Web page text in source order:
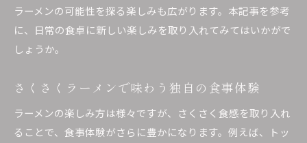
ラーメンの可能性を探る楽しみも広がります。本記事を参考
に、日常の食卓に新しい楽しみを取り入れてみてはいかがで
しょうか。
さくさくラーメンで味わう独自の食事体験
ラーメンの楽しみ方は様々ですが、さくさく食感を取り入れ
ることで、食事体験がさらに豊かになります。例えば、トッ